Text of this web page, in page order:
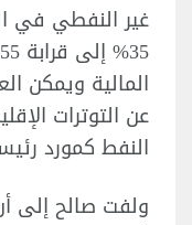
غير النفطي في
المالية ويمكن
عن التوترات
النفط كمورد
ولفت صالح